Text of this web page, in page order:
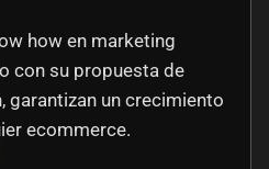
how en marketing
con su propuesta de
garantizan un crecimiento
ecommerce.